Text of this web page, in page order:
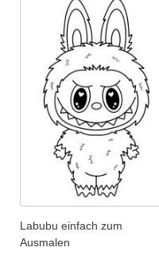
Labubu einfach zum
Ausmalen